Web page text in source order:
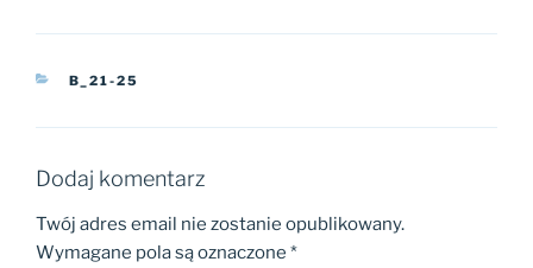
KATEGORIE
B_21-25
Dodaj komentarz
Twój adres email nie zostanie opublikowany.
Wymagane pola są oznaczone *